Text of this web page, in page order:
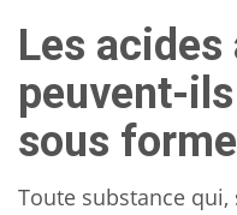
Les acides
peuvent-
sous
Toute substance